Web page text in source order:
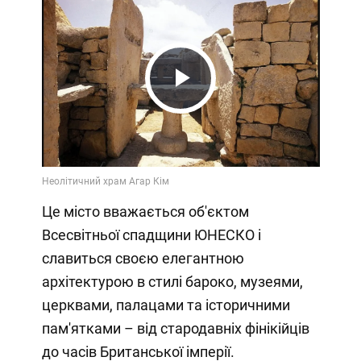
Play
Video
Це місто вважається об'єктом
Всесвітньої спадщини ЮНЕСКО і
славиться своєю елегантною
архітектурою в стилі бароко, музеями,
церквами, палацами та історичними
пам'ятками – від стародавніх фінікійців
до часів Британської імперії.